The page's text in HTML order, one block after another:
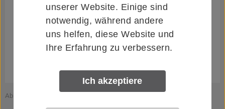
unserer Website. Einige sind
notwendig, während andere
uns helfen, diese Website und
Ihre Erfahrung zu verbessern.
Ich akzeptiere
Abbildung zeigt HELM 034013